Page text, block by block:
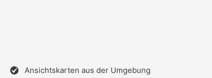
Ansichtskarten aus der Umgebung